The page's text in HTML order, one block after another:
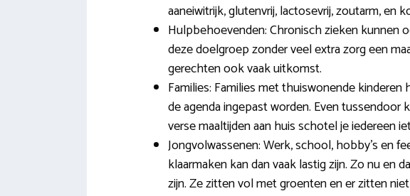
aaneiwitrijk, glutenvrij, lactosevrij, zoutarm, en
Hulpbehoevenden: Chronisch zieken kunnen
deze doelgroep zonder veel extra zorg een
gerechten ook vaak uitkomst.
Families: Families met thuiswonende
de agenda ingepast worden. Even
verse maaltijden aan huis schotel je iedereen
Jongvolwassenen: Werk, school, hobby’s en
klaarmaken kan dan vaak lastig zijn. Zo nu en
zijn. Ze zitten vol met groenten en er zitten